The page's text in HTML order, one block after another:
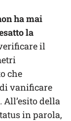
ha mai
la
il
che
vanificare
della
in parola,